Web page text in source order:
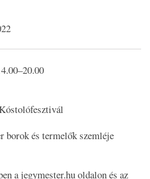
borok és termelők szemléje
a jegymester.hu oldalon és az